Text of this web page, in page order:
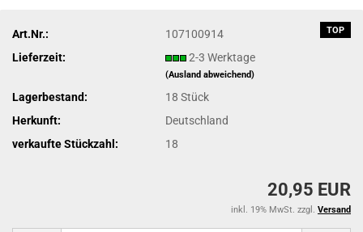
TOP
Art.Nr.:
107100914
Lieferzeit:
2-3 Werktage
(Ausland abweichend)
Lagerbestand: 18Stück
Herkunft:
Deutschland
verkaufte Stückzahl:
18
20,95 EUR
inkl. 19% MwSt. zzgl. Versand